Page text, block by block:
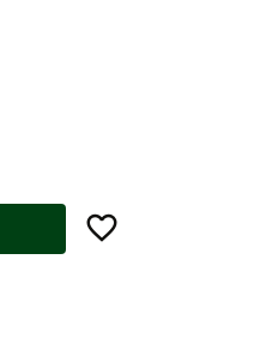
Lägg till i favoriter